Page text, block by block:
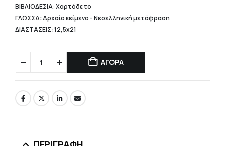
ΒΙΒΛΙΟΔΕΣΙΑ: Χαρτόδετο
ΓΛΩΣΣΑ: Αρχαίο κείμενο - Νεοελληνική μετάφραση
ΔΙΑΣΤΑΣΕΙΣ: 12,5x21
ΑΓΟΡΑ